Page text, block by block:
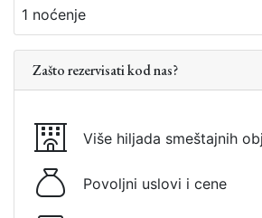
1 noćenje
Zašto rezervisati kod nas?
Više hiljada smeštajnih
Povoljni uslovi i cene